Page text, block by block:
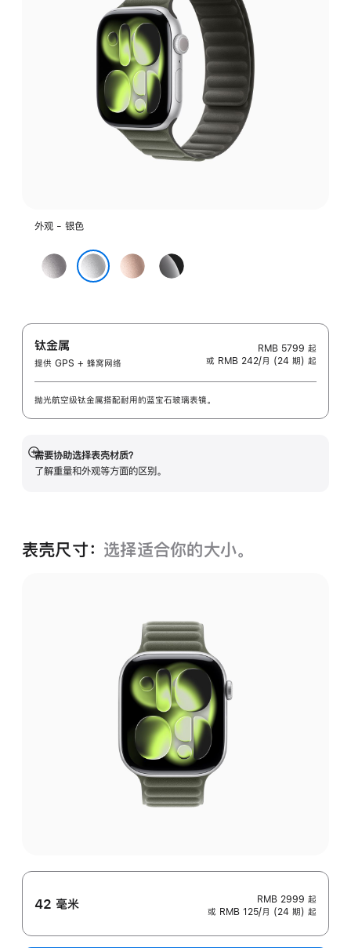
外观 - 银色
深
空
色
玫
瑰
色
亮
黑
钛金属
提供 GPS + 蜂窝网络
RMB 5799 起
或 RMB 242/月 (24 期) 起
抛光航空级钛金属搭配耐用的蓝宝石玻璃表镜。
需要协助选择表壳材质？
了解重量和外观等方面的区别。
展
开
表壳尺寸： 选择适合你的大小。
42 毫米 RMB 2999 起
或 RMB 125/月 (24 期) 起